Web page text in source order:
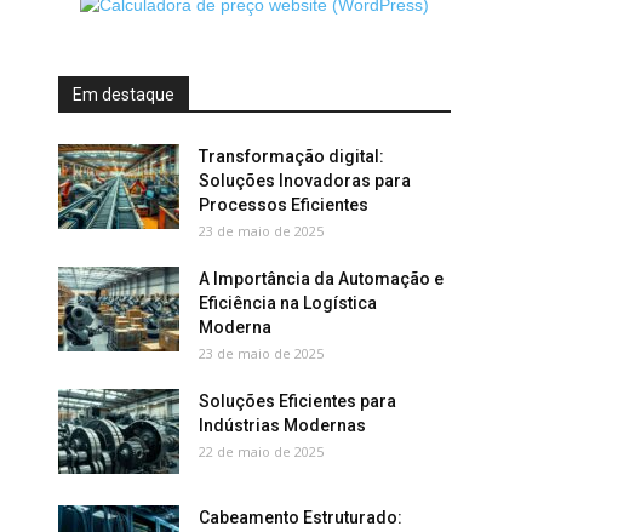
Em destaque
Transformação digital:
Soluções Inovadoras para
Processos Eficientes
23 de maio de 2025
A Importância da Automação e
Eficiência na Logística
Moderna
23 de maio de 2025
Soluções Eficientes para
Indústrias Modernas
22 de maio de 2025
Cabeamento Estruturado: